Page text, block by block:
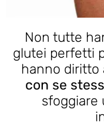
Non tutte
glutei perfetti
hanno diritto
con se
sfoggiare